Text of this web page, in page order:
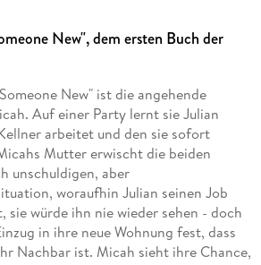
New", dem ersten Buch der
New" ist die angehende
Auf einer Party lernt sie Julian
arbeitet und den sie sofort
Mutter erwischt die beiden
unschuldigen, aber
woraufhin Julian seinen Job
würde ihn nie wieder sehen - doch
in ihre neue Wohnung fest, dass
Nachbar ist. Micah sieht ihre Chance,